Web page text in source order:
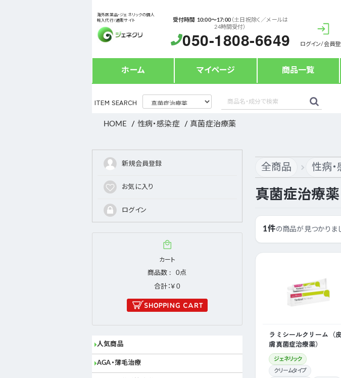
海外医薬品・ジェネリックの個人
輸入代行/通販サイト
受付時間 10:00〜17:00（土日祝除く／メールは
24時間受付）
050-1808-6649 ログイン/会員
ホーム マイページ 商品一覧
ITEM SEARCH
HOME 性病・感染症 真菌症治療薬
新規会員登録
お気に入り
ログイン
カート
商品数 0
合計：￥0
人気商品
AGA・薄毛治療
全商品 性病
真菌症治療薬
1件の商品が見つかりま
ラミシールクリーム（皮
膚真菌症治療薬）
ジェネリック
クリームタイプ